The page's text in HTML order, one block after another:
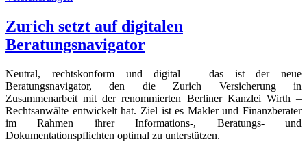
Zurich setzt auf digitalen
Beratungsnavigator
Neutral, rechtskonform und digital – das ist der neue
Beratungsnavigator, den die Zurich Versicherung in
Zusammenarbeit mit der renommierten Berliner Kanzlei Wirth –
Rechtsanwälte entwickelt hat. Ziel ist es Makler und Finanzberater
im Rahmen ihrer Informations-, Beratungs- und
Dokumentationspflichten optimal zu unterstützen.